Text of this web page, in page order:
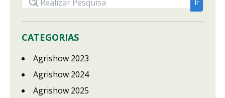
CATEGORIAS
Agrishow 2023
Agrishow 2024
Agrishow 2025